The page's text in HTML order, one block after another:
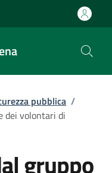
pubblica /
dei volontari di
gruppo